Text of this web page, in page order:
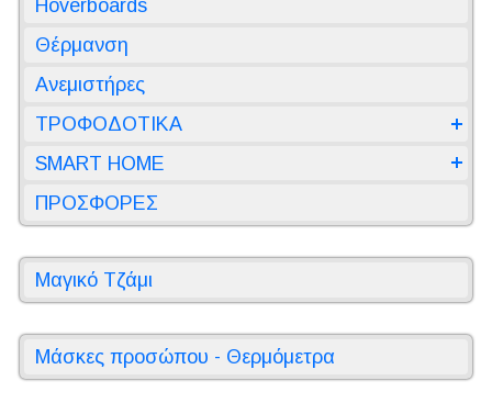
Hoverboards
Θέρμανση
Ανεμιστήρες
ΤΡΟΦΟΔΟΤΙΚΑ
SMART HOME
ΠΡΟΣΦΟΡΕΣ
Μαγικό Τζάμι
Μάσκες προσώπου - Θερμόμετρα